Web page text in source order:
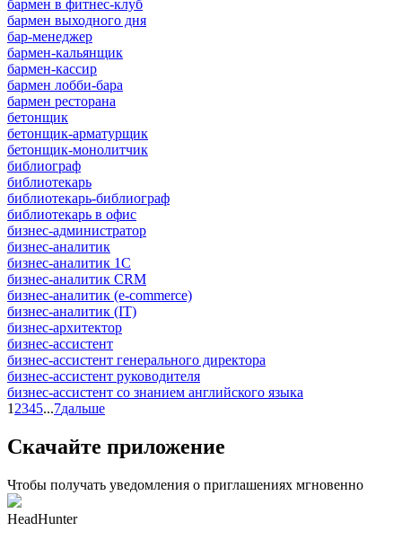
бармен в фитнес-клуб
бармен выходного дня
бар-менеджер
бармен-кальянщик
бармен-кассир
бармен лобби-бара
бармен ресторана
бетонщик
бетонщик-арматурщик
бетонщик-монолитчик
библиограф
библиотекарь
библиотекарь-библиограф
библиотекарь в офис
бизнес-администратор
бизнес-аналитик
бизнес-аналитик 1С
бизнес-аналитик CRM
бизнес-аналитик (e-commerce)
бизнес-аналитик (IT)
бизнес-архитектор
бизнес-ассистент
бизнес-ассистент генерального директора
бизнес-ассистент руководителя
бизнес-ассистент со знанием английского языка
1 2345...7дальше
Скачайте приложение
Чтобы получать уведомления о приглашениях мгновенно
HeadHunter